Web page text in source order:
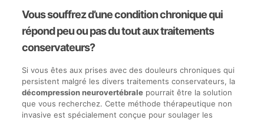
Vous souffrez d’une condition chronique qui
répond peu ou pas du tout aux traitements
conservateurs?
Si vous êtes aux prises avec des douleurs chroniques qui
persistent malgré les divers traitements conservateurs, la
décompression neurovertébralepourrait être la solution
que vous recherchez. Cette méthode thérapeutique non
invasive est spécialement conçue pour soulager les